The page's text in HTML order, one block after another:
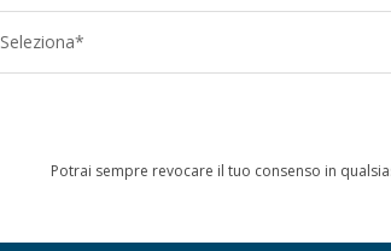
Seleziona*
Potrai sempre revocare il tuo consenso in